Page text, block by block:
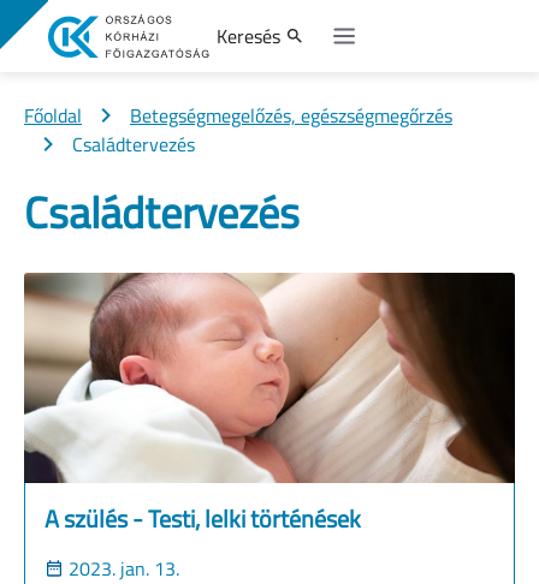
Keresés
Főoldal
Betegségmegelőzés, egészségmegőrzés
Családtervezés
Családtervezés
A szülés - Testi, lelki történések
2023. jan. 13.